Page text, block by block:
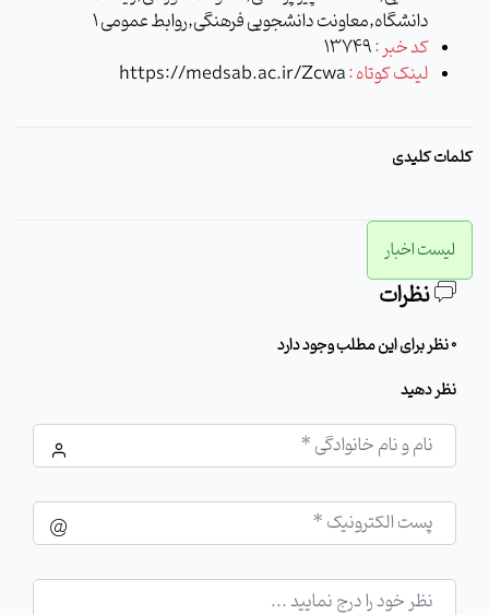
دانشگاه,معاونت دانشجویی فرهنگی,روابط عمومی 1
کد خبر :13749
لینک کوتاه :https://medsab.ac.ir/Zcwa
کلمات کلیدی
لیست اخبار
نظرات
0 نظر برای این مطلب وجود دارد
نظر دهید